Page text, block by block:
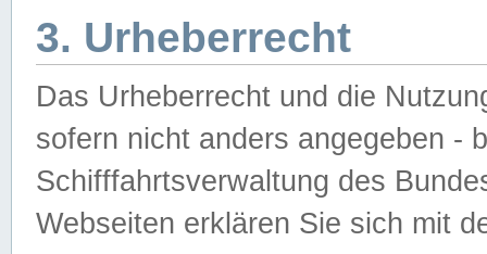
3. Urheberrecht
Das Urheberrecht und die
sofern nicht anders angegeben -
Schifffahrtsverwaltung des
Webseiten erklären Sie sich mit